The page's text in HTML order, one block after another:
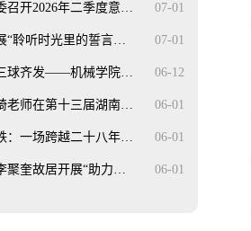
07-01
召开2026年二季度意…
07-01
“聆听时光里的誓言…
06-12
球齐发——机械学院…
06-01
老师在第十三届湖南…
06-01
：一场跨越二十八年…
06-01
聚奎故居开展“助力…